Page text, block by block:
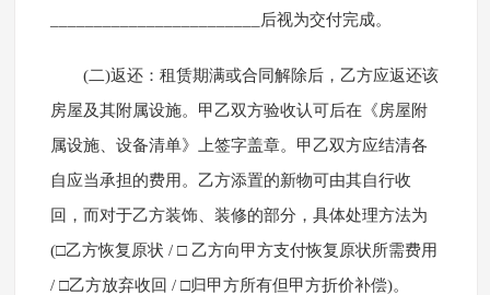
________________________后视为交付完成。
(二)返还：租赁期满或合同解除后，乙方应返还该
房屋及其附属设施。甲乙双方验收认可后在《房屋附
属设施、设备清单》上签字盖章。甲乙双方应结清各
自应当承担的费用。乙方添置的新物可由其自行收
回，而对于乙方装饰、装修的部分，具体处理方法为
(□乙方恢复原状 / □ 乙方向甲方支付恢复原状所需费用
/ □乙方放弃收回 / □归甲方所有但甲方折价补偿)。